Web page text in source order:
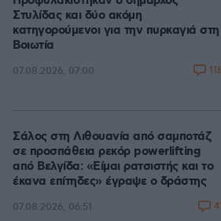
Στυλίδας και δύο ακόμη
κατηγορούμενοι για την πυρκαγιά στη
Βοιωτία
07.08.2026, 07:00
Σάλος στη Λιθουανία από σαμποτάζ
σε προσπάθεια ρεκόρ powerlifting
από Βελγίδα: «Είμαι ρατσιστής και το
έκανα επίτηδες» έγραψε ο δράστης
07.08.2026, 06:51